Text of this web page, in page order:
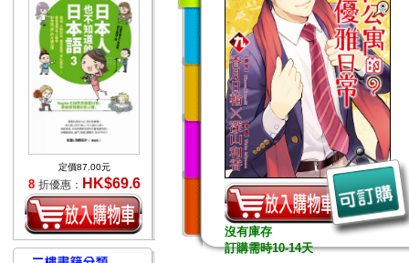
定價87.00元
8 折優惠： HK$69.6
沒有庫存
訂購需時10-14天